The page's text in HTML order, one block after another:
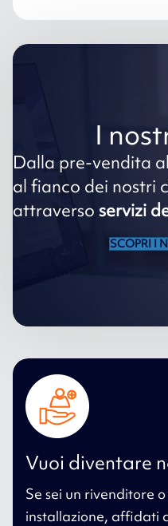
I
Dalla pre-vendita
al fianco dei nostri
attraverso servizi
SCOPRI I
Vuoi diventare
Se sei un rivenditore
installazione, affidati